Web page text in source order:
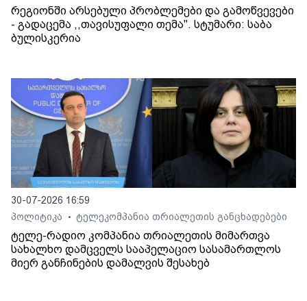
რეგიონში არსებული პრობლემები და გამოწვევები
- გადაცემა ,,თავისუფალი თემა". სტუმარი: საბა
ბულისკერია
30-07-2026 16:59
პოლიტიკა
• ტელეკომპანია თრიალეთის განცხადებები
ტელე-რადიო კომპანია თრიალეთის მიმართვა
სახალხო დამცველს სააპელაციო სასამართლოს
მიერ განჩინების დამალვის შესახებ